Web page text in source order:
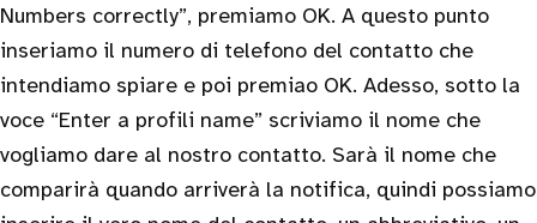
Numbers correctly”, premiamo OK. A questo punto
inseriamo il numero di telefono del contatto che
intendiamo spiare e poi premiao OK. Adesso, sotto la
voce “Enter a profili name” scriviamo il nome che
vogliamo dare al nostro contatto. Sarà il nome che
comparirà quando arriverà la notifica, quindi possiamo